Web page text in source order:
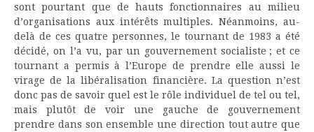
sont pourtant que de hauts fonctionnaires au milieu
d’organisations aux intérêts multiples. Néanmoins, au-
delà de ces quatre personnes, le tournant de 1983 a été
décidé, on l’a vu, par un gouvernement socialiste ; et ce
tournant a permis à l’Europe de prendre elle aussi le
virage de la libéralisation financière. La question n’est
donc pas de savoir quel est le rôle individuel de tel ou tel,
mais plutôt de voir une gauche de gouvernement
prendre dans son ensemble une direction tout autre que